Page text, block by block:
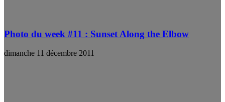
Photo du week #11 : Sunset Along the Elbow
dimanche 11 décembre 2011